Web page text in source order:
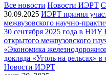
Все новости Новости ИЭРТ
30.09.2025 ИЭРТ принял
межвузовского научно-
30 сентября 2025 года в НИУ
открытого межвузовского
«Экономика
доклада «Уголь на рельсах» в
Новости ИЭРТ